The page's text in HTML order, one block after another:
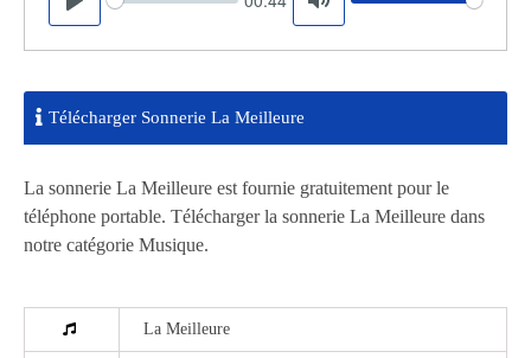
Play Mute
Télécharger Sonnerie La Meilleure
La sonnerie La Meilleure est fournie gratuitement pour le
téléphone portable. Télécharger la sonnerie La Meilleure dans
notre catégorie Musique.
La Meilleure